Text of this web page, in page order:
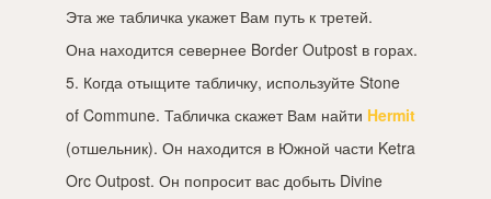
Эта же табличка укажет Вам путь к третей.
Она находится севернее Border Outpost в горах.
5. Когда отыщите табличку, используйте Stone
of Commune. Табличка скажет Вам найти Hermit
(отшельник). Он находится в Южной части Ketra
Orc Outpost. Он попросит вас добыть Divine